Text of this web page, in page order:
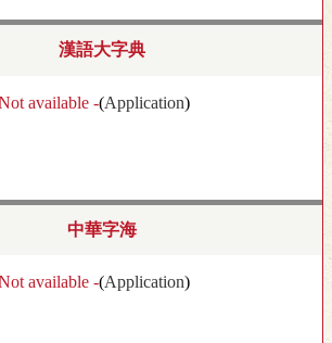
漢語大字典
available -(Application)
中華字海
available -(Application)